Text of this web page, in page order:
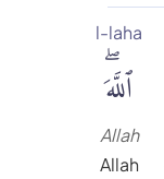
l-laha
ٱللَّهَۖ
Allah
Allah